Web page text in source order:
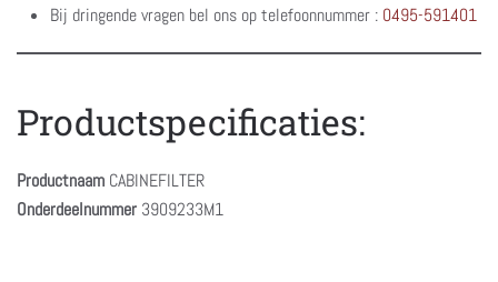
Bij dringende vragen bel ons op telefoonnummer : 0495-591401
Productspecificaties:
Productnaam CABINEFILTER
Onderdeelnummer 3909233M1